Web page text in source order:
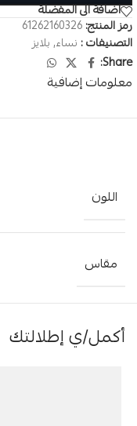
اضافة الى المفضلة
رمز المنتج: 61262160326
التصنيفات : نساء, بلايز
Share:
معلومات إضافية
اللون
مقاس
أكمل/ي إطلالتك